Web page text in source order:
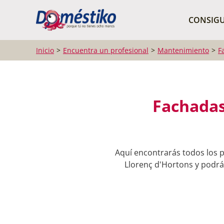
Inicio Encuentra un profesional Mantenimiento
Aquí encontrarás todos los
Llorenç d'Hortons y